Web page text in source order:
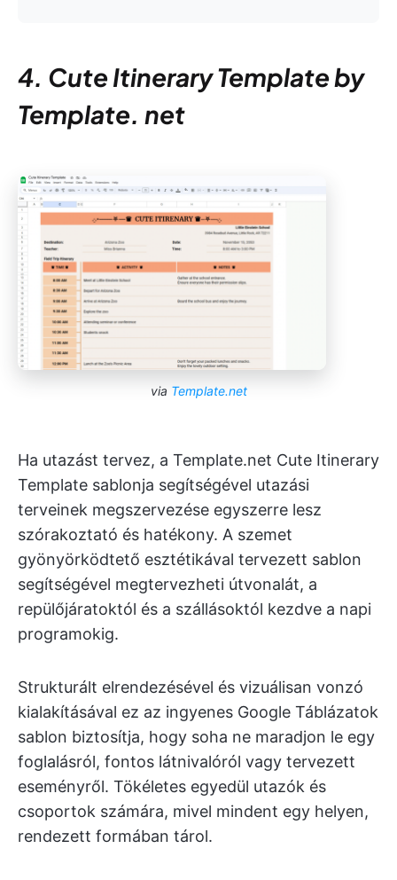
4. Cute Itinerary Template by
Template. net
via Template.net
Ha utazást tervez, a Template.net Cute Itinerary
Template sablonja segítségével utazási
terveinek megszervezése egyszerre lesz
szórakoztató és hatékony. A szemet
gyönyörködtető esztétikával tervezett sablon
segítségével megtervezheti útvonalát, a
repülőjáratoktól és a szállásoktól kezdve a napi
programokig.
Strukturált elrendezésével és vizuálisan vonzó
kialakításával ez az ingyenes Google Táblázatok
sablon biztosítja, hogy soha ne maradjon le egy
foglalásról, fontos látnivalóról vagy tervezett
eseményről. Tökéletes egyedül utazók és
csoportok számára, mivel mindent egy helyen,
rendezett formában tárol.